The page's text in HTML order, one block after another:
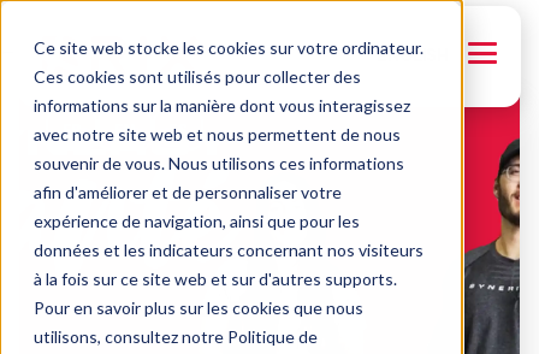
Ce site web stocke les cookies sur votre ordinateur.
Ces cookies sont utilisés pour collecter des
informations sur la manière dont vous interagissez
avec notre site web et nous permettent de nous
souvenir de vous. Nous utilisons ces informations
afin d'améliorer et de personnaliser votre
expérience de navigation, ainsi que pour les
données et les indicateurs concernant nos visiteurs
à la fois sur ce site web et sur d'autres supports.
Pour en savoir plus sur les cookies que nous
utilisons, consultez notre Politique de
ENGLISH
← Retour aux formations
FR EN ES